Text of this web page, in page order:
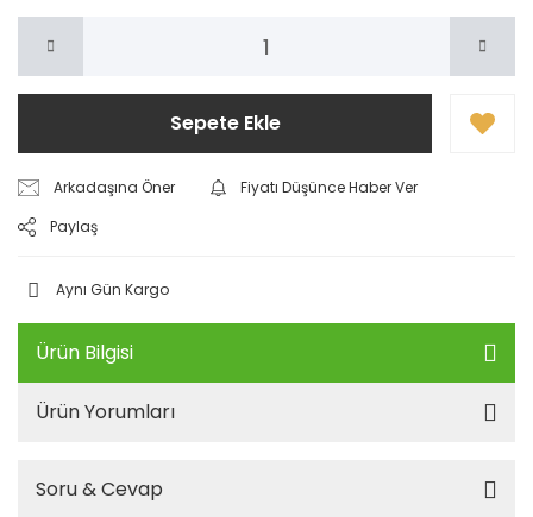
Sepete Ekle
Arkadaşına Öner
Fiyatı Düşünce Haber Ver
Paylaş
Aynı Gün Kargo
Ürün Bilgisi
Ürün Yorumları
Soru & Cevap